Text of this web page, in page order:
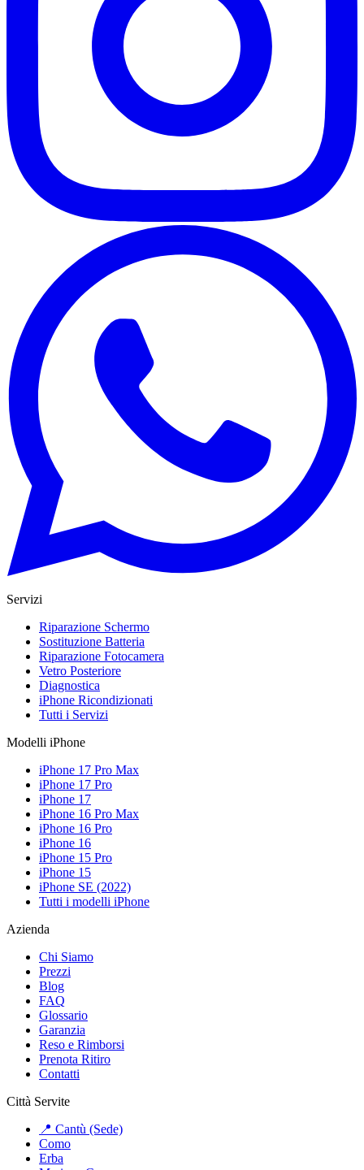
Servizi
Riparazione Schermo
Sostituzione Batteria
Riparazione Fotocamera
Vetro Posteriore
Diagnostica
iPhone Ricondizionati
Tutti i Servizi
Modelli iPhone
iPhone 17 Pro Max
iPhone 17 Pro
iPhone 17
iPhone 16 Pro Max
iPhone 16 Pro
iPhone 16
iPhone 15 Pro
iPhone 15
iPhone SE (2022)
Tutti i modelli iPhone
Azienda
Chi Siamo
Prezzi
Blog
FAQ
Glossario
Garanzia
Reso e Rimborsi
Prenota Ritiro
Contatti
Città Servite
📍 Cantù (Sede)
Como
Erba